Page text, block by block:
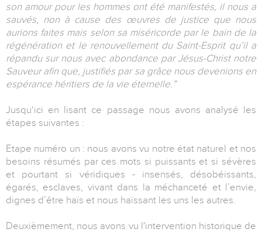
son amour pour les hommes ont été manifestés, il nous a
sauvés, non à cause des œuvres de justice que nous
aurions faites mais selon sa miséricorde par le bain de la
régénération et le renouvellement du Saint-Esprit qu’il a
répandu sur nous avec abondance par Jésus-Christ notre
Sauveur afin que, justifiés par sa grâce nous devenions en
espérance héritiers de la vie éternelle.”
Jusqu‘ici en lisant ce passage nous avons analysé les
étapes suivantes :
Etape numéro un : nous avons vu notre état naturel et nos
besoins résumés par ces mots si puissants et si sévères
et pourtant si véridiques - insensés, désobéissants,
égarés, esclaves, vivant dans la méchanceté et l’envie,
dignes d’être haïs et nous haïssant les uns les autres.
Deuxièmement, nous avons vu l'intervention historique de